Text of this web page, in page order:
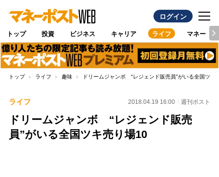
ログイン
トップ 投資 ビジネス キャリア ライフ マネー
トップ ライフ 趣味 ドリームジャンボ “レジェンド販売員”がいる全国ツキ
ライフ 2018.04.19 16:00 週刊ポスト
ドリームジャンボ “レジェンド販売
員”がいる全国ツキ売り場10